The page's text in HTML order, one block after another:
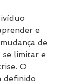
e
de
se limitar e
O
definido